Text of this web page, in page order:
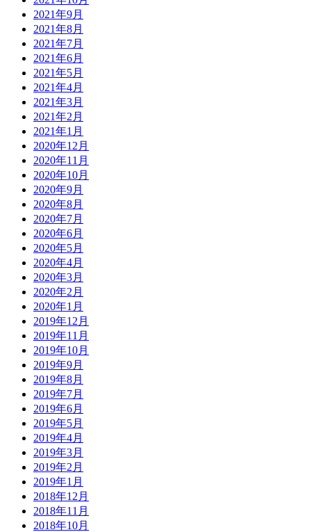
2021年9月
2021年8月
2021年7月
2021年6月
2021年5月
2021年4月
2021年3月
2021年2月
2021年1月
2020年12月
2020年11月
2020年10月
2020年9月
2020年8月
2020年7月
2020年6月
2020年5月
2020年4月
2020年3月
2020年2月
2020年1月
2019年12月
2019年11月
2019年10月
2019年9月
2019年8月
2019年7月
2019年6月
2019年5月
2019年4月
2019年3月
2019年2月
2019年1月
2018年12月
2018年11月
2018年10月